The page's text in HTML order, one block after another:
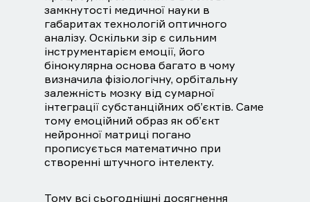
замкнутості медичної науки в
габаритах технологій оптичного
аналізу. Оскільки зір є сильним
інструментарієм емоції, його
бінокулярна основа багато в чому
визначила фізіологічну, орбітальну
залежність мозку від сумарної
інтеграції субстанційних об’єктів. Саме
тому емоційний образ як об’єкт
нейронної матриці погано
прописується математично при
створенні штучного інтелекту.
Тому всі сьогоднішні досягнення